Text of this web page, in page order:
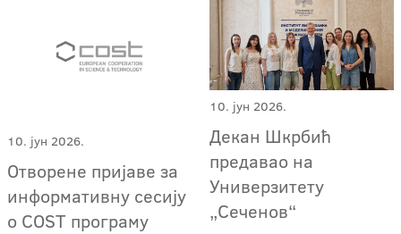
10. јун 2026.
Отворене пријаве за
информативну сесију
о COST програму
10. јун 2026.
Декан Шкрбић
предавао на
Универзитету
„Сеченов“